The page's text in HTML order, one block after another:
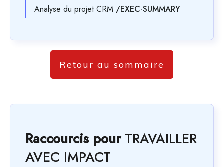
Analyse du projet CRM /EXEC-SUMMARY
Retour au sommaire
Raccourcis pourTRAVAILLER
AVEC IMPACT